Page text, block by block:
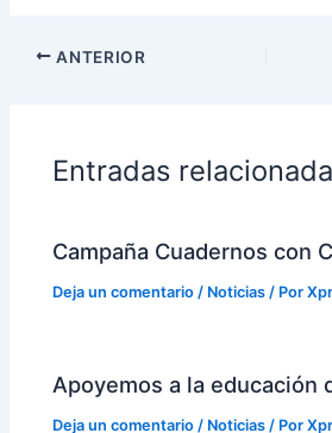
ANTERIOR
Entradas
Campaña Cuadernos con
Deja un comentario / Noticias / Por
Apoyemos a la educación
Deja un comentario / Noticias / Por